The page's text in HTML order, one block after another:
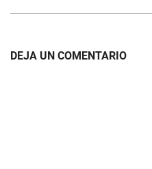
DEJA UN COMENTARIO